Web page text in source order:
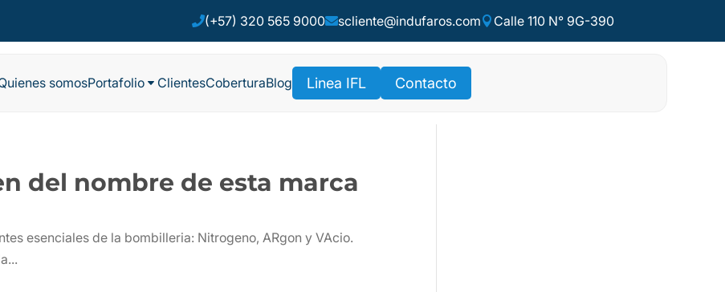
(+57) 320 565 9000scliente@indufaros.com Calle 110 N° 9G-390
somos C
Portafolio ClientesCoberturaBlog Linea IFL Contacto
del nombre de esta marca
esenciales de la bombilleria: Nitrogeno, ARgon y VAcio.